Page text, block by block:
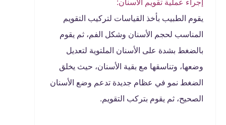
إجراء عملية تقويم الاسنان:
يقوم الطبيب بأخذ القياسات لتركيب التقويم
المناسب لحجم الأسنان وشكل الفم، ثم يقوم
بالضغط بشدة على الأسنان الملتوية لتعديل
وضعها، وتناسقها مع بقية الأسنان، حيث يخلق
الضغط نمو في عظام جديدة تدعم وضع الأسنان
الصحيح، ثم يقوم بتركب التقويم.